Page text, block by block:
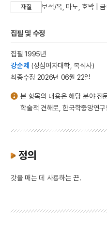
재질 보석/옥, 마노, 호박 |
집필 및 수정
집필 1995년
강순제 (성심여자대학, 복식사)
최종수정 2026년 06월 22일
본 항목의 내용은 해당 분야 전
학술적 견해로, 한국학중앙연
정의
갓을 매는 데 사용하는 끈.